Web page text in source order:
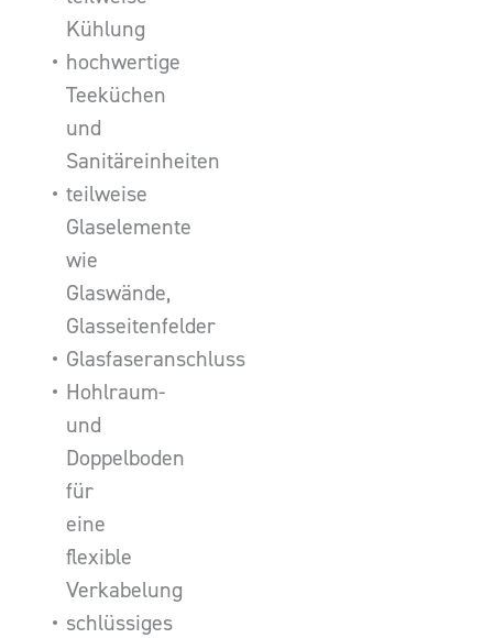
Kühlung
hochwertige
Teeküchen
und
Sanitäreinheiten
teilweise
Glaselemente
wie
Glaswände,
Glasseitenfelder
Glasfaseranschluss
Hohlraum-
und
Doppelboden
für
eine
flexible
Verkabelung
schlüssiges